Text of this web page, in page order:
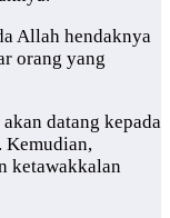
Allah hendaknya
orang yang
datang kepada
Kemudian,
ketawakkalan